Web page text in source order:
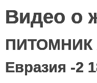
Видео о
ПИТОМНИК
Евразия -2